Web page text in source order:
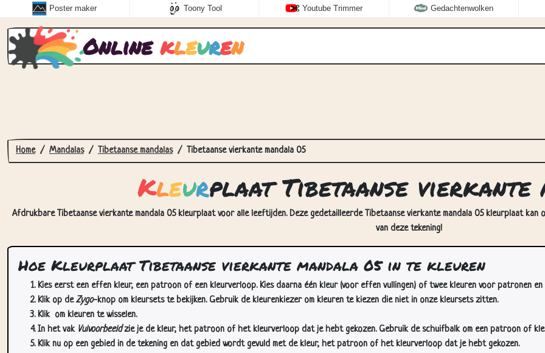
Poster maker Toony Tool Youtube Trimmer Gedachtenwolken
Online kleuren
Home Mandalas Tibetaanse mandalas Tibetaanse vierkante mandala 05
Kleurplaat Tibetaanse vierkante
Afdrukbare Tibetaanse vierkante mandala 05 kleurplaat voor alle leeftijden. Deze gedetailleerde Tibetaanse vierkante mandala 05 kleurplaat
van deze tekening!
Hoe Kleurplaat Tibetaanse vierkante mandala 05 in te kleuren
Kies eerst een effen kleur, een patroon of een kleurverloop. Kies daarna één kleur (voor effen vullingen) of twee kleuren voor patronen en
Klik op deZygo-knop om kleursets te bekijken. Gebruik de kleurenkiezer om kleuren te kiezen die niet in onze kleursets zitten.
Klik om kleuren te wisselen.
In het vak Vulvoorbeeldzie je de kleur, het patroon of het kleurverloop dat je hebt gekozen. Gebruik de schuifbalk om een patroon of
Klik nu op een gebied in de tekening en dat gebied wordt gevuld met de kleur, het patroon of het kleurverloop dat je hebt gekozen.